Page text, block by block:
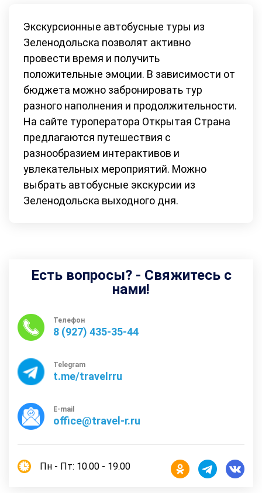
Экскурсионные автобусные туры из
Зеленодольска позволят активно
провести время и получить
положительные эмоции. В зависимости от
бюджета можно забронировать тур
разного наполнения и продолжительности.
На сайте туроператора Открытая Страна
предлагаются путешествия с
разнообразием интерактивов и
увлекательных мероприятий. Можно
выбрать автобусные экскурсии из
Зеленодольска выходного дня.
Есть вопросы? - Свяжитесь с
нами!
Телефон
8 (927) 435-35-44
Telegram
t.me/travelrru
E-mail
office@travel-r.ru
Пн - Пт: 10.00 - 19.00